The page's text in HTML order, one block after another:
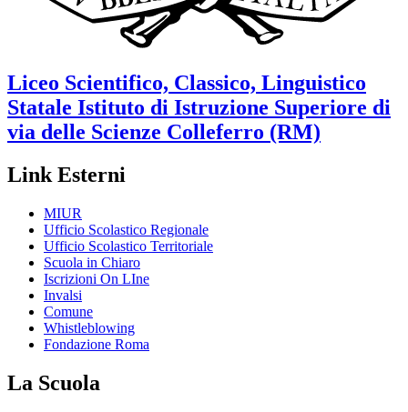
Liceo Scientifico, Classico, Linguistico
Statale Istituto di Istruzione Superiore di
via delle Scienze Colleferro (RM)
Link Esterni
MIUR
Ufficio Scolastico Regionale
Ufficio Scolastico Territoriale
Scuola in Chiaro
Iscrizioni On LIne
Invalsi
Comune
Whistleblowing
Fondazione Roma
La Scuola